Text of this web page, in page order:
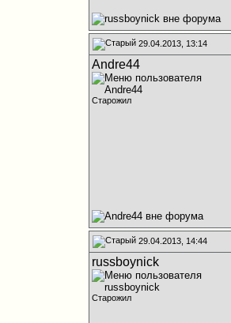
29.04.2013, 13:14
Andre44
Старожил
29.04.2013, 14:44
russboynick
Старожил